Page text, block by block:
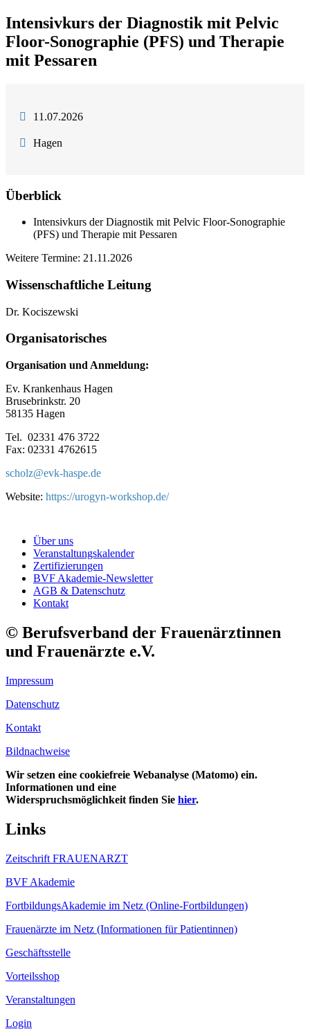
Intensivkurs der Diagnostik mit Pelvic
Floor-Sonographie (PFS) und Therapie
mit Pessaren
11.07.2026
Hagen
Überblick
Intensivkurs der Diagnostik mit Pelvic Floor-Sonographie
(PFS) und Therapie mit Pessaren
Weitere Termine: 21.11.2026
Wissenschaftliche Leitung
Dr. Kociszewski
Organisatorisches
Organisation und Anmeldung:
Ev. Krankenhaus Hagen
Brusebrinkstr. 20
58135 Hagen
Tel. 02331 476 3722
Fax: 02331 4762615
scholz@evk-haspe.de
Website: https://urogyn-workshop.de/
Über uns
Veranstaltungskalender
Zertifizierungen
BVF Akademie-Newsletter
AGB & Datenschutz
Kontakt
© Berufsverband der Frauenärztinnen
und Frauenärzte e.V.
Impressum
Datenschutz
Kontakt
Bildnachweise
Wir setzen eine cookiefreie Webanalyse (Matomo) ein.
Informationen und eine
Widerspruchsmöglichkeit finden Sie hier.
Links
Zeitschrift FRAUENARZT
BVF Akademie
FortbildungsAkademie im Netz (Online-Fortbildungen)
Frauenärzte im Netz (Informationen für Patientinnen)
Geschäftsstelle
Vorteilsshop
Veranstaltungen
Login